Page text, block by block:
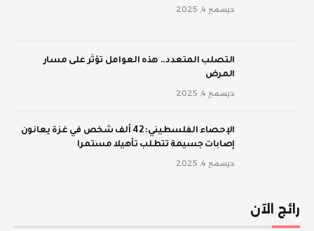
ديسمبر 4, 2025
‫التصلب المتعدد.. هذه العوامل تؤثر على مسار
المرض
ديسمبر 4, 2025
الإحصاء الفلسطيني: 42 ألف شخص في غزة يعانون
إصابات جسيمة تتطلب تأهيلا مستمرا
ديسمبر 4, 2025
رائج الآن